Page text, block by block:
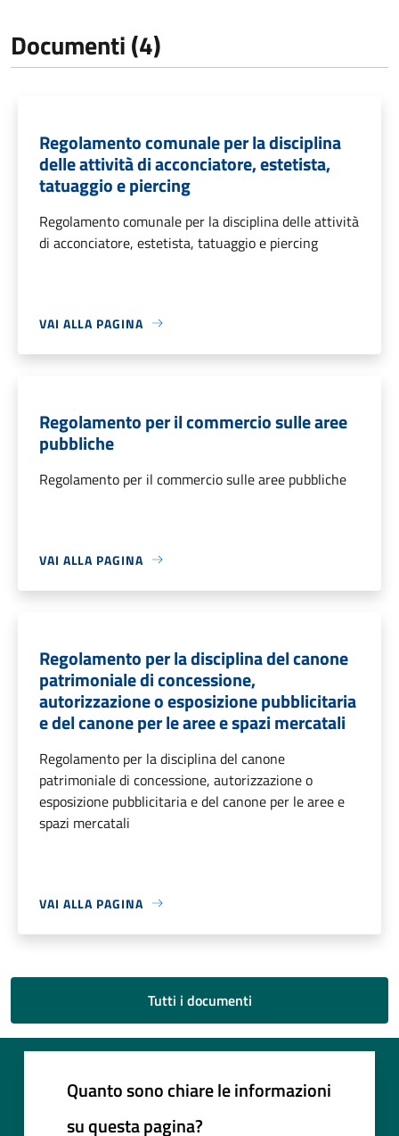
Documenti (4)
Regolamento comunale per la disciplina
delle attività di acconciatore, estetista,
tatuaggio e piercing
Regolamento comunale per la disciplina delle attività
di acconciatore, estetista, tatuaggio e piercing
VAI ALLA PAGINA
Regolamento per il commercio sulle aree
pubbliche
Regolamento per il commercio sulle aree pubbliche
VAI ALLA PAGINA
Regolamento per la disciplina del canone
patrimoniale di concessione,
autorizzazione o esposizione pubblicitaria
e del canone per le aree e spazi mercatali
Regolamento per la disciplina del canone
patrimoniale di concessione, autorizzazione o
esposizione pubblicitaria e del canone per le aree e
spazi mercatali
VAI ALLA PAGINA
Tutti i documenti
Quanto sono chiare le informazioni
su questa pagina?